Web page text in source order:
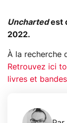
Unchartedest
2022.
À la recherche
Retrouvez ici
livres et